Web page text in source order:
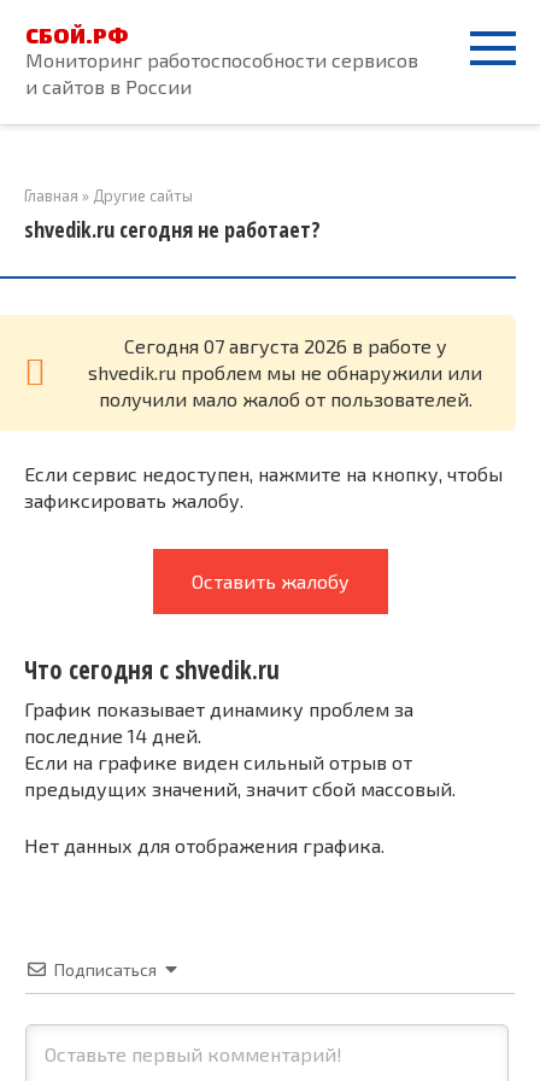
контенту
СБОЙ.РФ
Мониторинг работоспособности сервисов
и сайтов в России
Главная » Другие сайты
shvedik.ru сегодня не работает?
Cегодня 07 августа 2026 в работе у
shvedik.ru проблем мы не обнаружили или
получили мало жалоб от пользователей.
Если сервис недоступен, нажмите на кнопку, чтобы
зафиксировать жалобу.
Оставить жалобу
Что сегодня с shvedik.ru
График показывает динамику проблем за
последние 14 дней.
Если на графике виден сильный отрыв от
предыдущих значений, значит сбой массовый.
Нет данных для отображения графика.
Подписаться